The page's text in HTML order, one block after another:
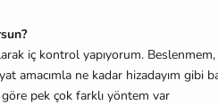
iç kontrol yapıyorum. Beslenmem,
amacımla ne kadar hizadayım gibi
pek çok farklı yöntem var